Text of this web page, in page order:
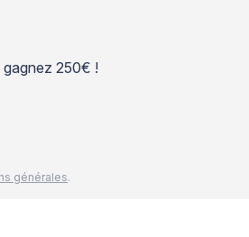
gagnez 250€ !
générales.